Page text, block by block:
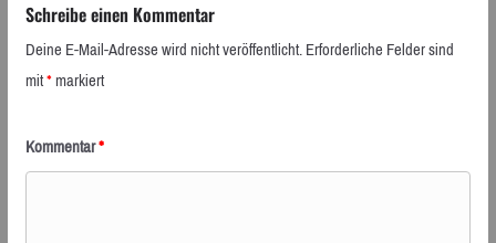
Schreibe einen Kommentar
Deine E-Mail-Adresse wird nicht veröffentlicht.Erforderliche Felder sind
mit*markiert
Kommentar*